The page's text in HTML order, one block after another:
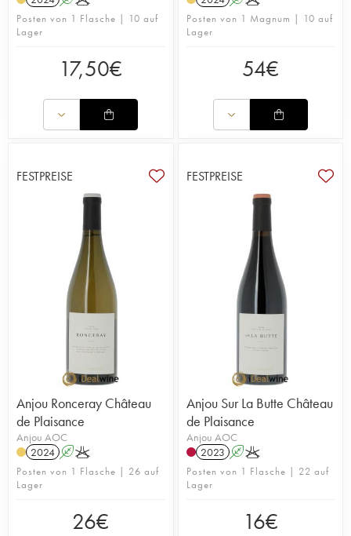
zur Geltung kommen.
Die Arbeitsethik auf dem Gut könnte ein ganzes
schwefelarm, Aufforstung, Förderung der
Biodiversität, Bodenschutz, Gleichberechtigung
und Fantasie... Kurzum: „Chaume must go on!",
wie es auf Château de Plaisance so schön heißt!
Posten von 1 Flasche | 10 auf
Lager
17,50€
Posten von 1 Magnum | 10 auf
Lager
54€
FESTPREISE
Anjou Ronceray Château
de Plaisance
Anjou AOC
2024 AK
Posten von 1 Flasche | 26 auf
Lager
26€
FESTPREISE
Anjou Sur La Butte Château
de Plaisance
Anjou AOC
2023 AK
Posten von 1 Flasche | 22 auf
Lager
16€